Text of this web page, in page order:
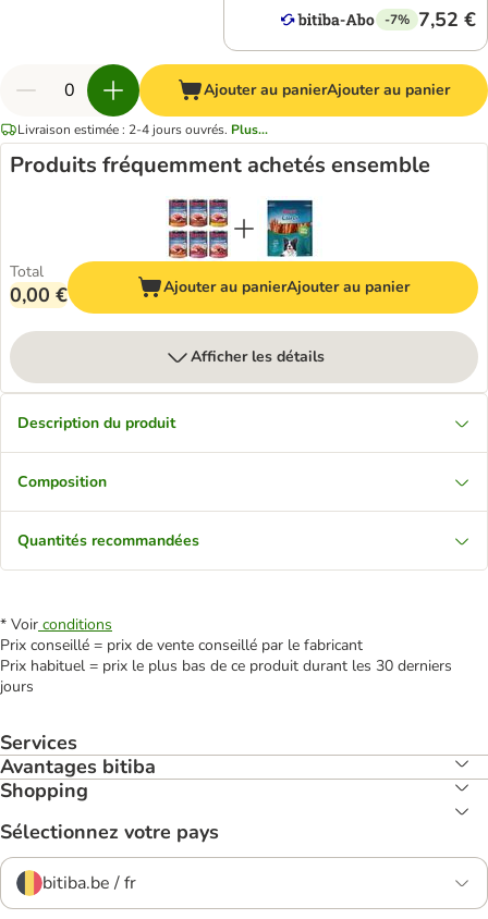
-7% 7,52 €
Ajouter au panierAjouter au panier
Livraison estimée : 2-4 jours ouvrés. Plus...
Produits fréquemment achetés ensemble
Total
0,00 € Ajouter au panierAjouter au panier
Afficher les détails
Description du produit
Composition
Quantités recommandées
* Voir conditions
Prix conseillé = prix de vente conseillé par le fabricant
Prix habituel = prix le plus bas de ce produit durant les 30 derniers
jours
Services
Avantages bitiba
Shopping
Sélectionnez votre pays
bitiba.be / fr